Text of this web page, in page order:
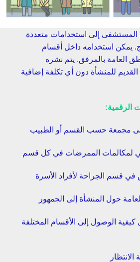
إلى استخدامات متعددة
يمكن استخدامه داخل أقسام
العامة بالمرفق. يتم نشره
باستخدام نظام LAN القديم للمنشأة دون أي تكلفة إضافية
الرقمية:
مجمعة حسب القسم أو الطبيب
لمكالمات الممرضات في كل قسم
قسم الجراحة لأفراد الأسرة
حول المنشأة إلى الجمهور
الوصول إلى الأقسام المختلفة